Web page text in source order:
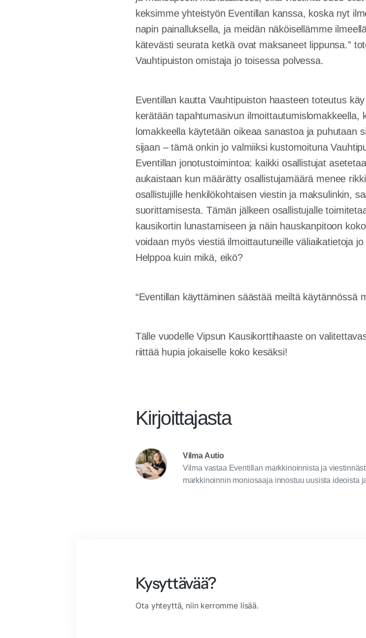
keksimme yhteistyön Eventillan kanssa, koska nyt
napin painalluksella, ja meidän näköisellämme
kätevästi seurata ketkä ovat maksaneet lippunsa.”
Vauhtipuiston omistaja jo toisessa polvessa.
Eventillan kautta Vauhtipuiston haasteen toteutus
kerätään tapahtumasivun
lomakkeella käytetään oikeaa sanastoa ja puhutaan
sijaan – tämä onkin jo valmiiksi kustomoituna
Eventillan jonotustoimintoa: kaikki osallistujat
aukaistaan kun määrätty osallistujamäärä menee
osallistujille henkilökohtaisen viestin ja maksulinkin,
suorittamisesta. Tämän jälkeen osallistujalle
kausikortin lunastamiseen ja näin hauskanpitoon
voidaan myös viestiä ilmoittautuneille väliaikatietoja
Helppoa kuin mikä, eikö?
“Eventillan käyttäminen säästää meiltä käytännössä
Tälle vuodelle Vipsun Kausikorttihaaste on
riittää hupia jokaiselle koko kesäksi!
Kirjoittajasta
Vilma Autio
Vilma vastaa Eventillan markkinoinnista ja
markkinoinnin moniosaaja innostuu uusista ideoista
Kysyttävää?
Ota yhteyttä, niin kerromme lisää.